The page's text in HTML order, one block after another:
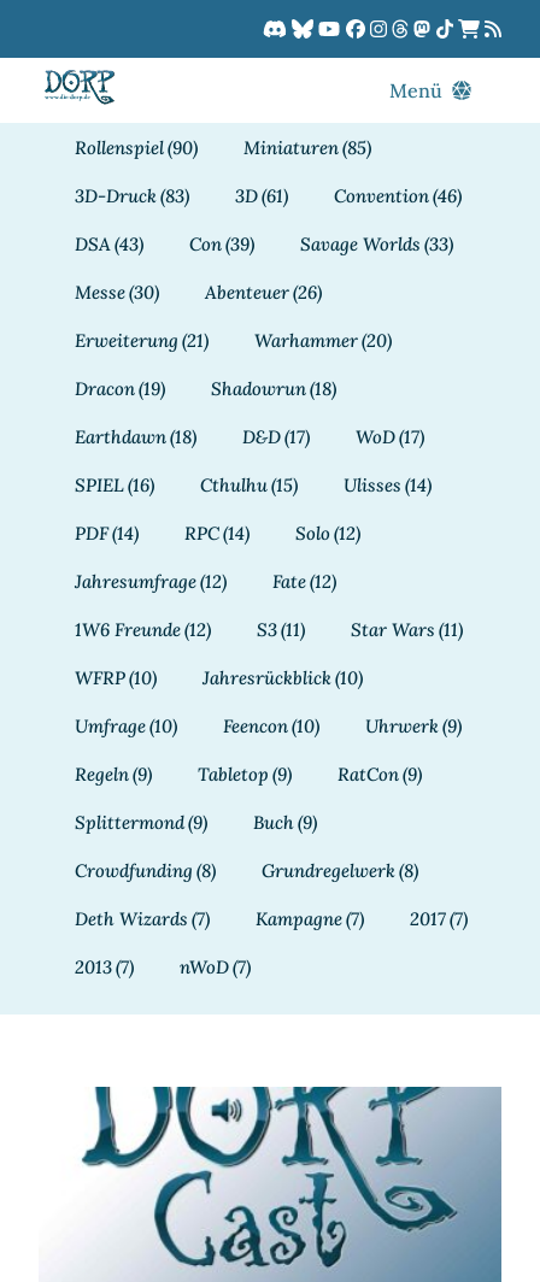
springen
Menü
Rollenspiel(90) Miniaturen(85)
3D-Druck(83) 3D(61) Convention(46)
DSA (43) Con(39) Savage Worlds (33)
Messe(30) Abenteuer(26)
Erweiterung (21) Warhammer(20)
Dracon(19) Shadowrun(18)
Earthdawn(18) D&D(17) WoD(17)
SPIEL(16) Cthulhu(15) Ulisses (14)
PDF(14) RPC(14) Solo(12)
Jahresumfrage(12) Fate(12)
1W6 Freunde(12) S3(11) Star Wars (11)
WFRP(10) Jahresrückblick(10)
Umfrage(10) Feencon(10) Uhrwerk(9)
Regeln(9) Tabletop (9) RatCon(9)
Splittermond(9) Buch(9)
Crowdfunding (8) Grundregelwerk(8)
Deth Wizards (7) Kampagne(7) 2017(7)
2013(7) nWoD(7)
DORPCast 130: Eure
Meinung, unsere Reaktion